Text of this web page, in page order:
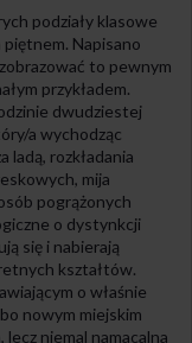
podziały klasowe
Napisano
to pewnym
przykładem.
dwudziestej
a wychodząc
ladą, rozkładania
mija
pogrążonych
o dystynkcji
się i nabierają
kształtów.
o właśnie
nowym miejskim
niemal namacalna